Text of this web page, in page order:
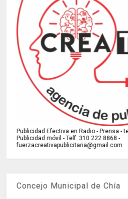
Publicidad Efectiva en Radio - Prensa -
Publicidad móvil - Telf: 310 222 8868 -
fuerzacreativapublicitaria@gmail.com
Concejo Municipal de Chía